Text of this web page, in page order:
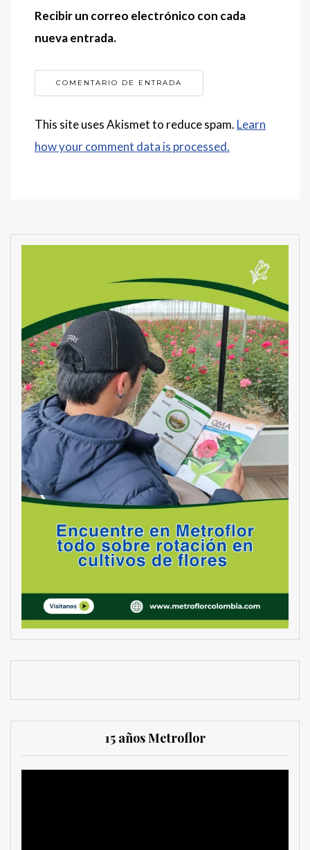
Recibir un correo electrónico con cada
nueva entrada.
This site uses Akismet to reduce spam. Learn
how your comment data is processed.
15 años Metroflor